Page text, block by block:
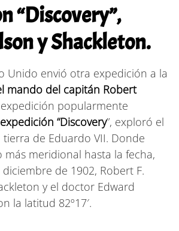
“Discovery”,
y Shackleton.
Unido envió otra expedición a la
mando del capitán Robert
popularmente
expedición “Discovery”, exploró el
tierra de Eduardo VII. Donde
meridional hasta la fecha,
de 1902, Robert F.
y el doctor Edward
la latitud 82º17′.